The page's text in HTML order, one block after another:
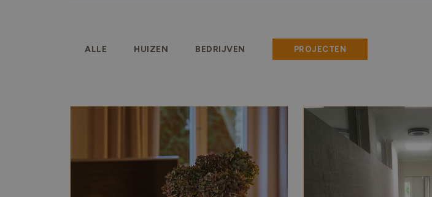
ALLE HUIZEN BEDRIJVEN PROJECTEN